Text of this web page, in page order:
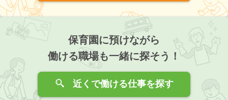
保育園に預けながら
働ける職場も一緒に探そう！
近くで働ける仕事を探す